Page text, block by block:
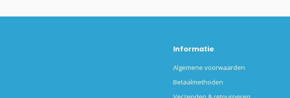
Informatie
Algemene voorwaarden
Betaalmethoden